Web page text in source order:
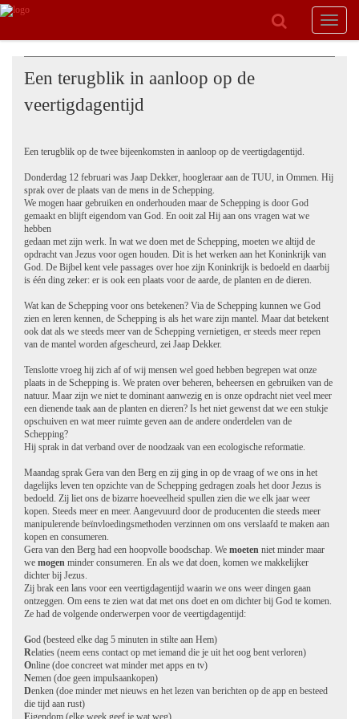
Toggle
Een terugblik in aanloop op de
veertigdagentijd
Een terugblik op de twee bijeenkomsten in aanloop op de veertigdagentijd.
Donderdag 12 februari was Jaap Dekker, hoogleraar aan de TUU, in Ommen. Hij
sprak over de plaats van de mens in de Schepping.
We mogen haar gebruiken en onderhouden maar de Schepping is door God
gemaakt en blijft eigendom van God. En ooit zal Hij aan ons vragen wat we
hebben
gedaan met zijn werk. In wat we doen met de Schepping, moeten we altijd de
opdracht van Jezus voor ogen houden. Dit is het werken aan het Koninkrijk van
God. De Bijbel kent vele passages over hoe zijn Koninkrijk is bedoeld en daarbij
is één ding zeker: er is ook een plaats voor de aarde, de planten en de dieren.
Wat kan de Schepping voor ons betekenen? Via de Schepping kunnen we God
zien en leren kennen, de Schepping is als het ware zijn mantel. Maar dat betekent
ook dat als we steeds meer van de Schepping vernietigen, er steeds meer repen
van de mantel worden afgescheurd, zei Jaap Dekker.
Tenslotte vroeg hij zich af of wij mensen wel goed hebben begrepen wat onze
plaats in de Schepping is. We praten over beheren, beheersen en gebruiken van de
natuur. Maar zijn we niet te dominant aanwezig en is onze opdracht niet veel meer
een dienende taak aan de planten en dieren? Is het niet gewenst dat we een stukje
opschuiven en wat meer ruimte geven aan de andere onderdelen van de
Schepping?
Hij sprak in dat verband over de noodzaak van een ecologische reformatie.
Maandag sprak Gera van den Berg en zij ging in op de vraag of we ons in het
dagelijks leven ten opzichte van de Schepping gedragen zoals het door Jezus is
bedoeld. Zij liet ons de bizarre hoeveelheid spullen zien die we elk jaar weer
kopen. Steeds meer en meer. Aangevuurd door de producenten die steeds meer
manipulerende beïnvloedingsmethoden verzinnen om ons verslaafd te maken aan
kopen en consumeren.
Gera van den Berg had een hoopvolle boodschap. We moeten niet minder maar
we mogen minder consumeren. En als we dat doen, komen we makkelijker
dichter bij Jezus.
Zij brak een lans voor een veertigdagentijd waarin we ons weer dingen gaan
ontzeggen. Om eens te zien wat dat met ons doet en om dichter bij God te komen.
Ze had de volgende onderwerpen voor de veertigdagentijd:
God (besteed elke dag 5 minuten in stilte aan Hem)
Relaties (neem eens contact op met iemand die je uit het oog bent verloren)
Online (doe concreet wat minder met apps en tv)
Nemen (doe geen impulsaankopen)
Denken (doe minder met nieuws en het lezen van berichten op de app en besteed
die tijd aan rust)